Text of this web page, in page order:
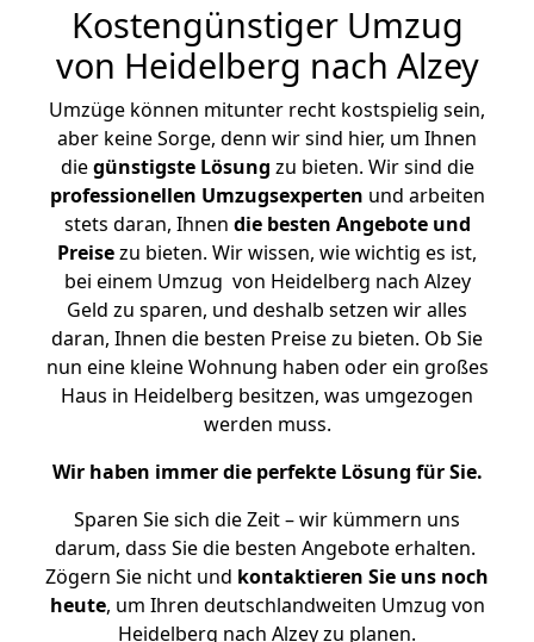
Kostengünstiger Umzug
von Heidelberg nach Alzey
Umzüge können mitunter recht kostspielig sein,
aber keine Sorge, denn wir sind hier, um Ihnen
diegünstigste Lösung zu bieten. Wir sind die
professionellen Umzugsexperten und arbeiten
stets daran, Ihnen die besten Angebote und
Preisezu bieten. Wir wissen, wie wichtig es ist,
bei einem Umzug von Heidelberg nach Alzey
Geld zu sparen, und deshalb setzen wir alles
daran, Ihnen die besten Preise zu bieten. Ob Sie
nun eine kleine Wohnung haben oder ein großes
Haus in Heidelberg besitzen, was umgezogen
werden muss.
Wir haben immer die perfekte Lösung für Sie.
Sparen Sie sich die Zeit – wir kümmern uns
darum, dass Sie die besten Angebote erhalten.
Zögern Sie nicht und kontaktieren Sie uns noch
heute, um Ihren deutschlandweiten Umzug von
Heidelberg nach Alzey zu planen.